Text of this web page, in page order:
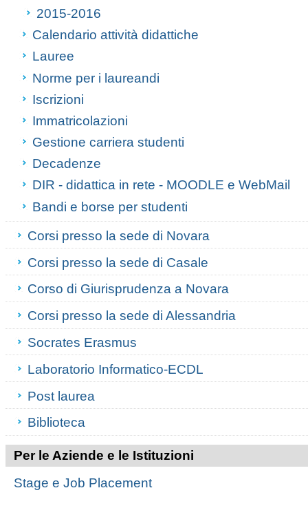
2015-2016
Calendario attività didattiche
Lauree
Norme per i laureandi
Iscrizioni
Immatricolazioni
Gestione carriera studenti
Decadenze
DIR - didattica in rete - MOODLE e WebMail
Bandi e borse per studenti
Corsi presso la sede di Novara
Corsi presso la sede di Casale
Corso di Giurisprudenza a Novara
Corsi presso la sede di Alessandria
Socrates Erasmus
Laboratorio Informatico-ECDL
Post laurea
Biblioteca
Per le Aziende e le Istituzioni
Stage e Job Placement